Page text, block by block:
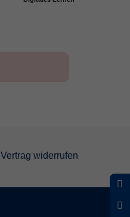
Vertrag widerrufen